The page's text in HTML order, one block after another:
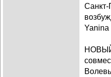
Санкт-
Yanina
НОВЫЙ